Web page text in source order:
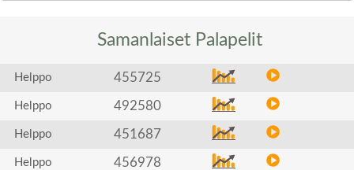
Samanlaiset Palapelit
Helppo 455725
Helppo 492580
Helppo 451687
Helppo 456978